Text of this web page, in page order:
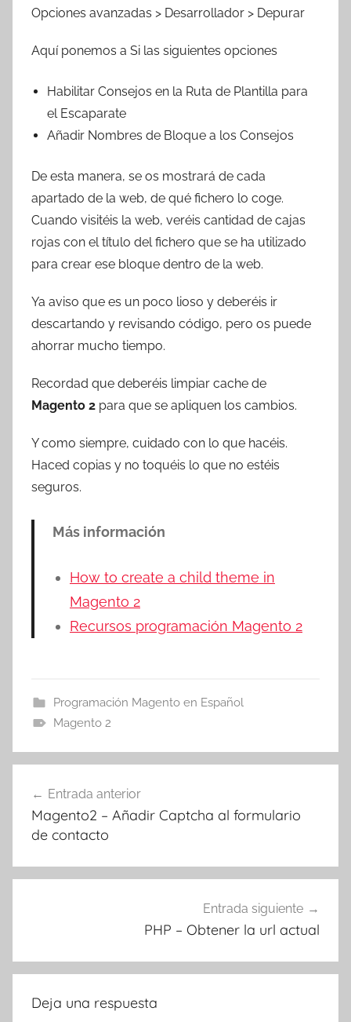
Opciones avanzadas > Desarrollador > Depurar
Aquí ponemos a Si las siguientes opciones
Habilitar Consejos en la Ruta de Plantilla para
el Escaparate
Añadir Nombres de Bloque a los Consejos
De esta manera, se os mostrará de cada
apartado de la web, de qué fichero lo coge.
Cuando visitéis la web, veréis cantidad de cajas
rojas con el título del fichero que se ha utilizado
para crear ese bloque dentro de la web.
Ya aviso que es un poco lioso y deberéis ir
descartando y revisando código, pero os puede
ahorrar mucho tiempo.
Recordad que deberéis limpiar cache de
Magento 2 para que se apliquen los cambios.
Y como siempre, cuidado con lo que hacéis.
Haced copias y no toquéis lo que no estéis
seguros.
Más información
How to create a child theme in
Magento 2
Recursos programación Magento 2
Programación Magento en Español
Magento 2
de
entradas
Entrada anterior
Magento2 – Añadir Captcha al formulario
de contacto
Entrada siguiente
PHP – Obtener la url actual
Deja una respuesta